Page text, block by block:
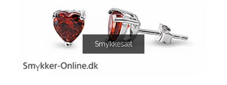
Smykkesæt